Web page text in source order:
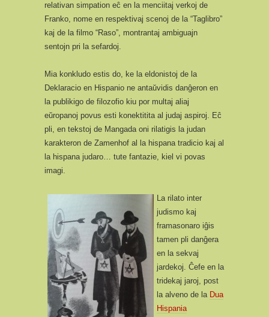
relativan simpation eĉ en la menciitaj verkoj de
Franko, nome en respektivaj scenoj de la “Taglibro”
kaj de la filmo “Raso”, montrantaj ambiguajn
sentojn pri la sefardoj.
Mia konkludo estis do, ke la eldonistoj de la
Deklaracio en Hispanio ne antaŭvidis danĝeron en
la publikigo de filozofio kiu por multaj aliaj
eŭropanoj povus esti konektitita al judaj aspiroj. Eĉ
pli, en tekstoj de Mangada oni rilatigis la judan
karakteron de Zamenhof al la hispana tradicio kaj al
la hispana judaro… tute fantazie, kiel vi povas
imagi.
La rilato inter
judismo kaj
framasonaro iĝis
tamen pli danĝera
en la sekvaj
jardekoj. Ĉefe en la
tridekaj jaroj, post
la alveno de la Dua
Hispania